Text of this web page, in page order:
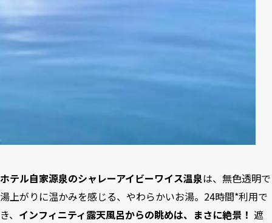
ホテル自家源泉のシャレーアイビーワイス温泉は、無色透明で
湯上がりに温かみを感じる、やわらかいお湯。24時間*利用で
き、 インフィニティ露天風呂からの眺めは、まさに絶景！ 遮